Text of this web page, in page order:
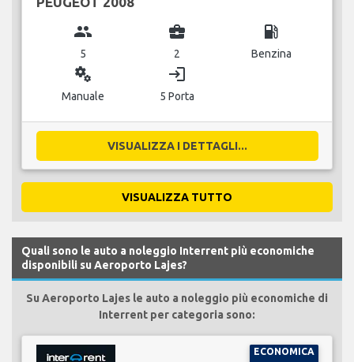
group
5
business_center
2
local_gas_station
Benzina
miscellaneous_services
Manuale
login
5 Porta
VISUALIZZA I DETTAGLI...
VISUALIZZA TUTTO
Quali sono le auto a noleggio Interrent più economiche
disponibili su Aeroporto Lajes?
Su Aeroporto Lajes le auto a noleggio più economiche di
Interrent per categoria sono:
ECONOMICA